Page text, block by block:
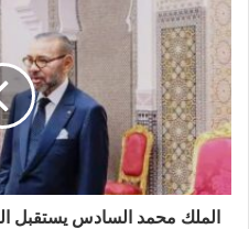
الملك محمد السادس يستقبل